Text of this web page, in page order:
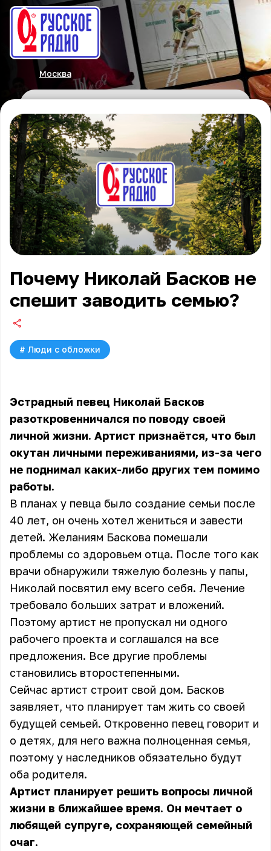
Москва
Почему Николай Басков не
спешит заводить семью?
# Люди с обложки
Эстрадный певец Николай Басков
разоткровенничался по поводу своей
личной жизни. Артист признаётся, что был
окутан личными переживаниями, из-за чего
не поднимал каких-либо других тем помимо
работы.
В планах у певца было создание семьи после
40 лет, он очень хотел жениться и завести
детей. Желаниям Баскова помешали
проблемы со здоровьем отца. После того как
врачи обнаружили тяжелую болезнь у папы,
Николай посвятил ему всего себя. Лечение
требовало больших затрат и вложений.
Поэтому артист не пропускал ни одного
рабочего проекта и соглашался на все
предложения. Все другие проблемы
становились второстепенными.
Сейчас артист строит свой дом. Басков
заявляет, что планирует там жить со своей
будущей семьей. Откровенно певец говорит и
о детях, для него важна полноценная семья,
поэтому у наследников обязательно будут
оба родителя.
Артист планирует решить вопросы личной
жизни в ближайшее время. Он мечтает о
любящей супруге, сохраняющей семейный
очаг.